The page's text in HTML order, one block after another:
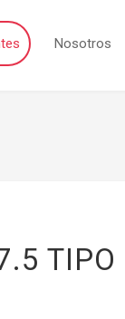
Nosotros
TIPO